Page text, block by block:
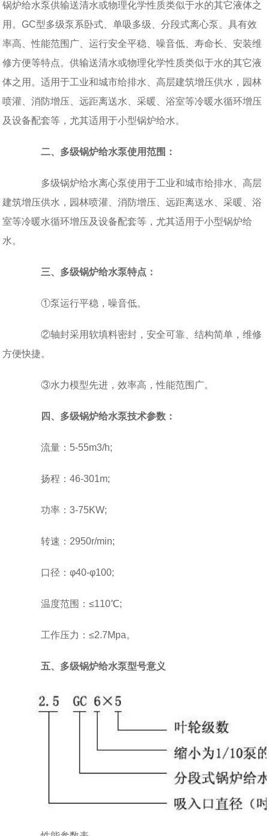
锅炉给水泵供输送清水或物理化学性质类似于水的其它液体之
用。GC型多级泵系卧式、单吸多级、分段式离心泵。具有效
率高、性能范围广、运行安全平稳、噪音低、寿命长、安装维
修方便等特点。供输送清水或物理化学性质类似于水的其它液
体之用。适用于工业和城市给排水、高层建筑增压供水，园林
喷灌、消防增压、远距离送水、采暖、浴室等冷暖水循环增压
及设备配套等，尤其适用于小型锅炉给水。
二、多级锅炉给水泵使用范围：
多级锅炉给水离心泵使用于工业和城市给排水、高层
建筑增压供水，园林喷灌、消防增压、远距离送水、采暖、浴
室等冷暖水循环增压及设备配套等，尤其适用于小型锅炉给
水。
三、多级锅炉给水泵特点：
①泵运行平稳，噪音低。
②轴封采用软填料密封，安全可靠、结构简单，维修
方便快捷。
③水力模型先进，效率高，性能范围广。
四、多级锅炉给水泵技术参数：
流量：5-55m3/h;
扬程：46-301m;
功率：3-75KW;
转速：2950r/min;
口径：φ40-φ100;
温度范围：≤110℃;
工作压力：≤2.7Mpa。
五、多级锅炉给水泵型号意义